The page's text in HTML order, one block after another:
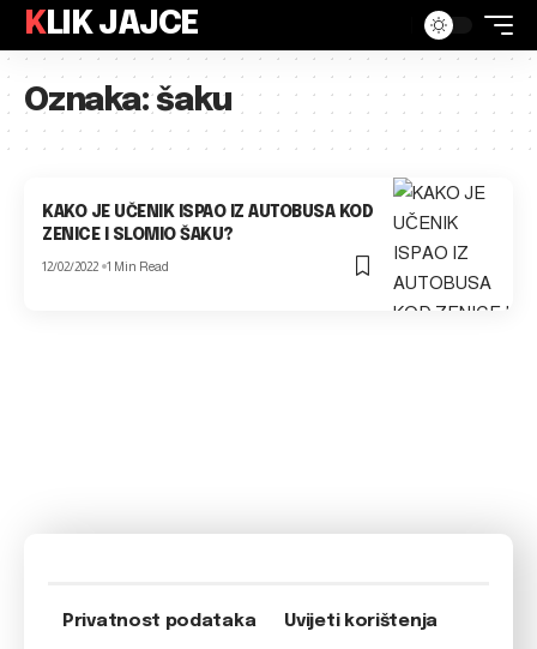
KLIK JAJCE
Oznaka:šaku
KAKO JE UČENIK ISPAO IZ AUTOBUSA KOD
ZENICE I SLOMIO ŠAKU?
12/02/2022 1 Min Read
Privatnost podataka Uvijeti korištenja